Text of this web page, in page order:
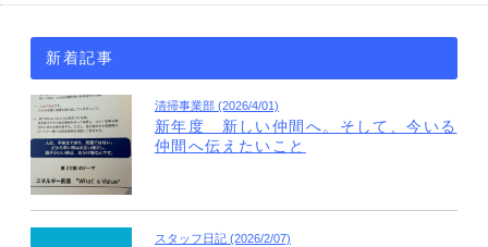
新着記事
清掃事業部 (2026/4/01)
新年度 新しい仲間へ。そして、今いる
仲間へ伝えたいこと
スタッフ日記 (2026/2/07)